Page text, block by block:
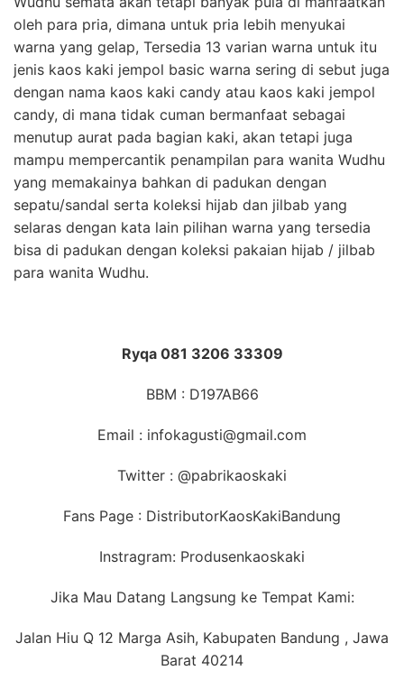
oleh para pria, dimana untuk pria lebih menyukai
warna yang gelap, Tersedia 13 varian warna untuk itu
jenis kaos kaki jempol basic warna sering di sebut juga
dengan nama kaos kaki candy atau kaos kaki jempol
candy, di mana tidak cuman bermanfaat sebagai
menutup aurat pada bagian kaki, akan tetapi juga
mampu mempercantik penampilan para wanita Wudhu
yang memakainya bahkan di padukan dengan
sepatu/sandal serta koleksi hijab dan jilbab yang
selaras dengan kata lain pilihan warna yang tersedia
bisa di padukan dengan koleksi pakaian hijab / jilbab
para wanita Wudhu.
Ryqa 081 3206 33309
BBM : D197AB66
Email : infokagusti@gmail.com
Twitter : @pabrikaoskaki
Fans Page : DistributorKaosKakiBandung
Instragram: Produsenkaoskaki
Jika Mau Datang Langsung ke Tempat Kami:
Jalan Hiu Q 12 Marga Asih, Kabupaten Bandung , Jawa
Barat 40214